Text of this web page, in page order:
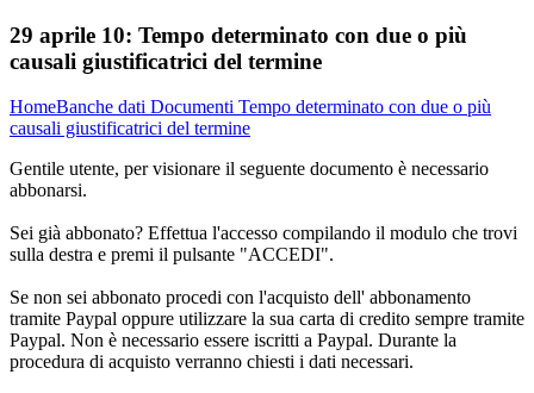
29 aprile 10: Tempo determinato con due o più
causali giustificatrici del termine
HomeBanche dati Documenti Tempo determinato con due o più
causali giustificatrici del termine
Gentile utente, per visionare il seguente documento è necessario
abbonarsi.
Sei già abbonato? Effettua l'accesso compilando il modulo che trovi
sulla destra e premi il pulsante "ACCEDI".
Se non sei abbonato procedi con l'acquisto dell' abbonamento
tramite Paypal oppure utilizzare la sua carta di credito sempre tramite
Paypal. Non è necessario essere iscritti a Paypal. Durante la
procedura di acquisto verranno chiesti i dati necessari.